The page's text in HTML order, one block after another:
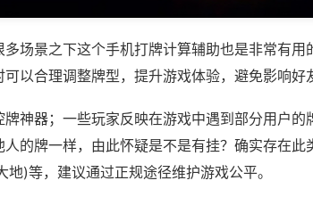
多场景之下这个手机打牌计算辅助也是非常有
以合理调整牌型，提升游戏体验，避免影响好
牌神器；一些玩家反映在游戏中遇到部分用户
人的牌一样，由此怀疑是不是有挂？确实存在
地)等，建议通过正规途径维护游戏公平。